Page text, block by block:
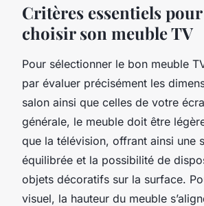
Critères essentiels
choisir son meuble TV
Pour sélectionner le bon meuble
par évaluer précisément les
salon ainsi que celles de votre
générale, le meuble doit être
que la télévision, offrant ainsi une
équilibrée et la possibilité de
objets décoratifs sur la surface.
visuel, la hauteur du meuble